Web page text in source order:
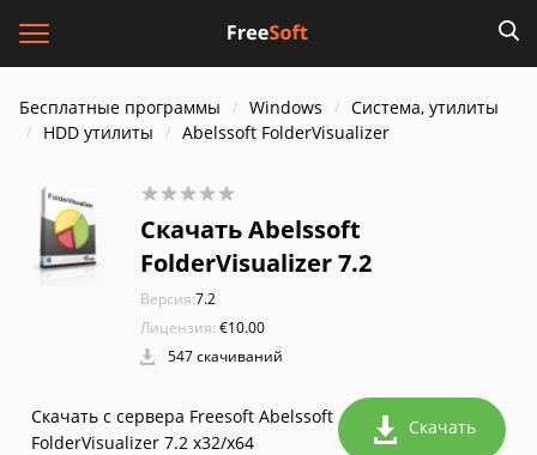
Бесплатные программы Windows
Система, утилиты
HDD утилиты
Abelssoft FolderVisualizer
Скачать Abelssoft
FolderVisualizer 7.2
Версия:7.2
Лицензия: €10.00
547 скачиваний
Скачать с сервера Freesoft Abelssoft
FolderVisualizer 7.2 x32/x64
Скачать